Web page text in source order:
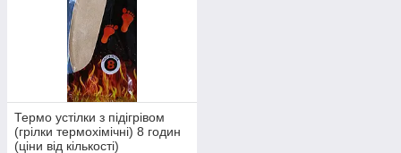
Термо устілки з підігрівом
(грілки термохімічні) 8 годин
(ціни від кількості)